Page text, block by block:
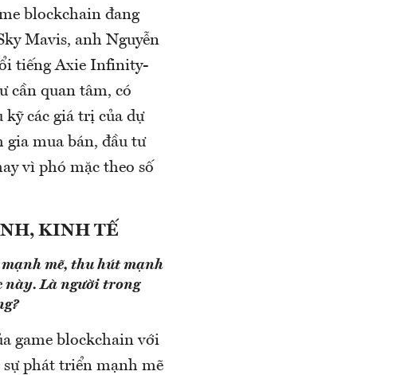
blockchain đang
Mavis, anh Nguyễn
tiếng Axie Infinity-
cần quan tâm, có
các giá trị của dự
gia mua bán, đầu tư
vì phó mặc theo số
KINH TẾ
mẽ, thu hút mạnh
này. Là người trong
game blockchain với
sự phát triển mạnh mẽ